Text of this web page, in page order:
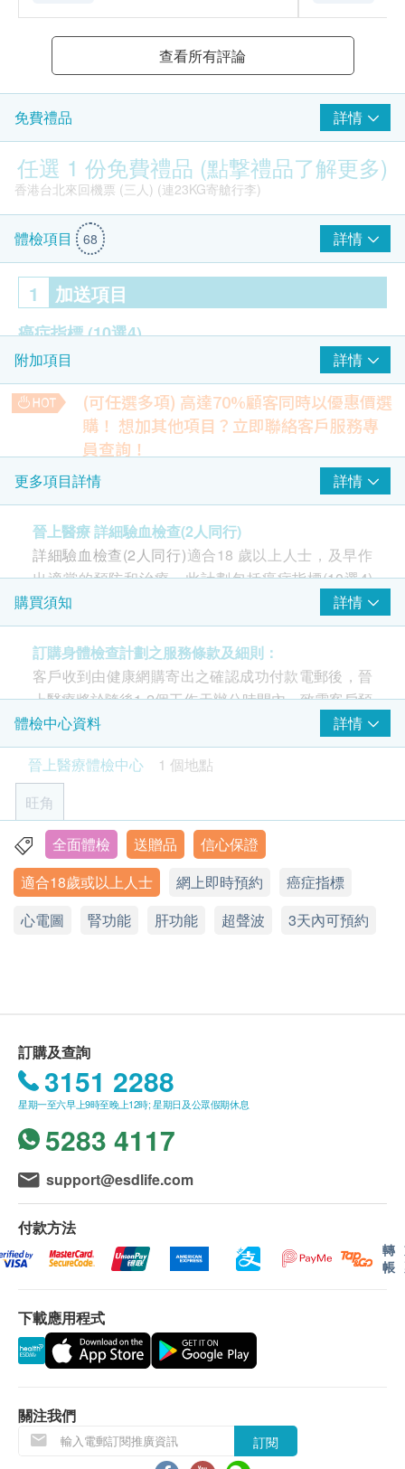
查看所有評論
免費禮品 詳情
任選 1 份免費禮品 (點撃禮品了解更多)
香港台北來回機票 (三人) (連23KG寄艙行李)
$1600 百佳電子禮券
$1,600 AEON 禮券
體檢項目 68 詳情
1 加送項目
癌症指標(10選4)
甲胎蛋白 (肝臟)
艾巴氏病毒抗體 (鼻咽)
前列腺特異抗原 (總) 男性
癌抗原 (卵巢) 女性
癌抗原 (乳房) 女性
癌抗原19-9 (胰臟)
癌抗原72-4 (胃)
癌胚抗原 (大腸)
人絨毛膜促性激素β(定量)
鱗狀細胞癌病抗原
2 重點項目
心臟檢查 重點項目
靜臥心電圖
3 基本項目
基本健康評估
血壓
體質指標
身高
體重
低密度膽固醇
三酸甘油脂
糖尿
空腹血糖
肝功能
白蛋白球蛋白比例
白蛋白
谷丙轉氨酵素
鹼性磷酸酶
總蛋白質
腎功能
血肌酸酐
尿素
腎絲球過濾率
附加項目 詳情
(可任選多項) 高達70%顧客同時以優惠價選
購！ 想加其他項目？立即聯絡客戶服務專
員查詢！
肺部X光
檢測不正常的陰影，如肺結核、肺炎或腫瘤等
240.0
乳房(女性) 超聲波
檢查乳房是否有異象，如腫瘤、水瘤、纖維瘤或乳腺增生等。
10% off
子宮頸超薄細胞檢查（液基）
子宮頸超薄細胞檢查（液基細胞學）是一種常用於篩查宮頸癌
和癌前病變的檢查方法。它與傳統的子宮頸細胞學檢查相比，
具有更高的敏感性和準確性。
HK$380.0
幽門螺旋菌吹氣測試
小時）
HK$750.0
脾臟，胰臟，腎臟超聲波
利用高頻音波來製造高解像度影像，以檢視脾臟，胰臟及腎臟
10% off
胱氨酸與冠心病、腦卒中、外周動脈疾病等心血管疾病的發生
凝血酵素原時間: 使用來評估患者的凝血功能和出血症狀。
部份凝血素時間: 部分凝血素時間（APTT）是一種血液凝固功
APTT 值，以評估患者的凝血功能是否正常。
D二元體: D-二聚体（D-dimer）是一種血液中的蛋白質分子，
可以用於判斷血液凝固和纖維蛋白溶解的異常情況。它可以用
於診斷和評估血栓性疾病、某些腫瘤和感染等疾病。
HK$1,200.0
10% off
HK$225.0 HK$250
前列增生、前列腫瘤、前線肥大或鈣化。
10% off
更多項目詳情 詳情
晉上醫療 詳細驗血檢查(2人同行)
詳細驗血檢查(2人同行)適合18 歲以上人士，及早作
出適當的預防和治療。此計劃包括癌症指標(10選4)
、靜態心電圖、甲狀腺功能篩查、骨質篩查、痛風篩
查、糖尿病篩査、血脂篩査、腎功能篩査和肝功能篩
査等，以了解個人身體狀況，及早作出適當的預防和
治療。
購買須知 詳情
訂購身體檢查計劃之服務條款及細則：
客戶收到由健康網購寄出之確認成功付款電郵後，晉
上醫療將於隨後1-2個工作天辦公時間內，致電客戶預
約身體檢查的時間及地點。客戶亦可致電查詢或在訂
單確認後一個工作天致電該中心預約 (電話：3708
1825)。
使用長者醫療券
如希望使用長者醫療券進行支付，請在訂購前先聯絡
健康網購，以便我們為您做出相應的安排。
年齡
身體檢查計劃只適用於16歲或以上之人士。
預約相關檢查,逾期作廢。
報告
進檢查報告， 工作天不包括星期六、日及公眾假期。
輪侯報告講解時間會因應不同情況(如個別化驗項目所
需時間或客人指明特定時段)而有所延長。
A. 本地客戶:
(1) 親身領取：親身前往檢驗中心
(3) 電話講解報告(郵寄報告)
自取報告時間 :
郵寄報告
a.本地平郵$15郵費；掛號收取$30郵費；
體檢中心資料
詳情
晉上醫療體檢中心
1 個地點
旺角
九龍旺角彌敦道678號華僑商業中心14樓B室
顯示地圖
星期一至六︰9:30a.m. – 6:30p.m.
全面體檢 送贈品
信心保證
適合18歲或以上人士
網上即時預約
癌症指標
心電圖
腎功能 肝功能 超聲波 3天內可預約
訂購及查詢
3151 2288
星期一至六早上9時至晚上12時; 星期日及公眾假期休息
5283 4117
support@esdlife.com
付款方法
轉
帳
下載應用程式
關注我們
訂閱